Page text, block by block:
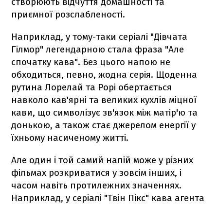
приємної розслабленості.
Наприклад, у тому-таки серіалі "Дівчата
Гілмор" легендарною стала фраза "Але
спочатку кава". Без цього напою не
обходиться, певно, жодна серія. Щоденна
рутина Лорелай та Рорі обертається
навколо кав'ярні та великих кухлів міцної
кави, що символізує зв'язок між матір'ю та
донькою, а також стає джерелом енергії у
їхньому насиченому житті.
Але один і той самий напій може у різних
фільмах розкриватися у зовсім інших, і
часом навіть протилежних значеннях.
Наприклад, у серіалі "Твін Пікс" кава агента